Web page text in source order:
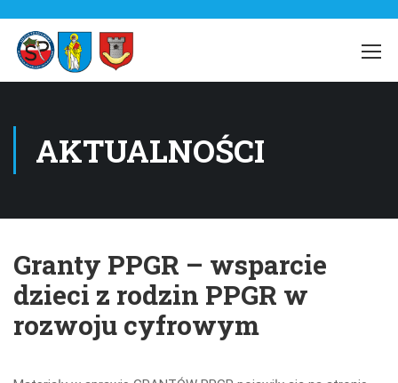
AKTUALNOŚCI
Granty PPGR – wsparcie
dzieci z rodzin PPGR w
rozwoju cyfrowym